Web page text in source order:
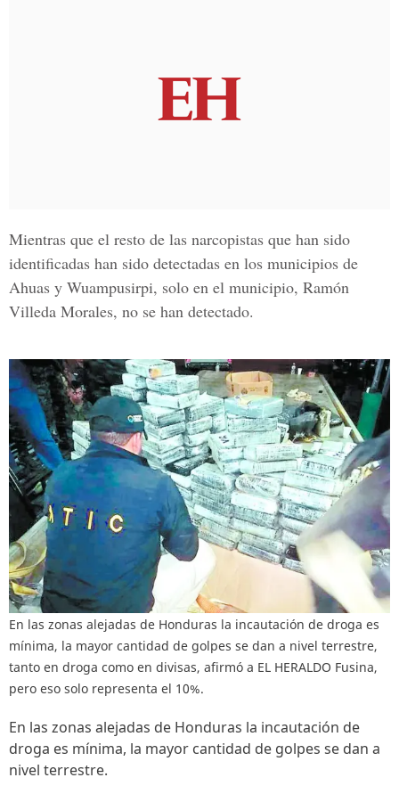
Mientras que el resto de las narcopistas que han sido
identificadas han sido detectadas en los municipios de
Ahuas y Wuampusirpi, solo en el municipio, Ramón
Villeda Morales, no se han detectado.
En las zonas alejadas de Honduras la incautación de droga es
mínima, la mayor cantidad de golpes se dan a nivel terrestre,
tanto en droga como en divisas, afirmó a EL HERALDO Fusina,
pero eso solo representa el 10%.
En las zonas alejadas de Honduras la incautación de
droga es mínima, la mayor cantidad de golpes se dan a
nivel terrestre.